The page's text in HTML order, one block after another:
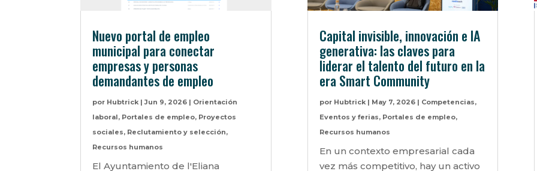
Nuevo portal de empleo
municipal para conectar
empresas y personas
demandantes de empleo
por Hubtrick|Jun 9, 2026 | Orientación
laboral, Portales de empleo, Proyectos
sociales, Reclutamiento y selección,
Recursos humanos
El Ayuntamiento de l'Eliana
Capital invisible, innovación e IA
generativa: las claves para
liderar el talento del futuro en la
era Smart Community
por Hubtrick| May 7, 2026| Competencias,
Eventos y ferias, Portales de empleo,
Recursos humanos
En un contexto empresarial cada
vez más competitivo, hay un activo